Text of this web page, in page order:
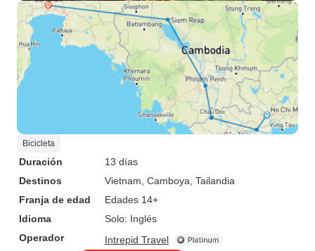
Bicicleta
Duración
13 días
Destinos
Vietnam , Camboya , Tailandia
Franja de edad
Edades 14+
Idioma
Solo: Inglés
Operador
Intrepid Travel